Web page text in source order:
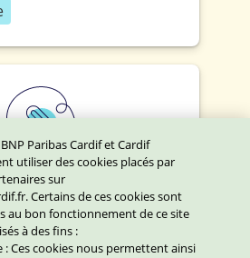
patrimoine avec
Paribas Cardif et Cardif
utiliser des cookies placés par
sur
Certains de ces cookies sont
au bon fonctionnement de ce site
à des fins :
: Ces cookies nous permettent ainsi